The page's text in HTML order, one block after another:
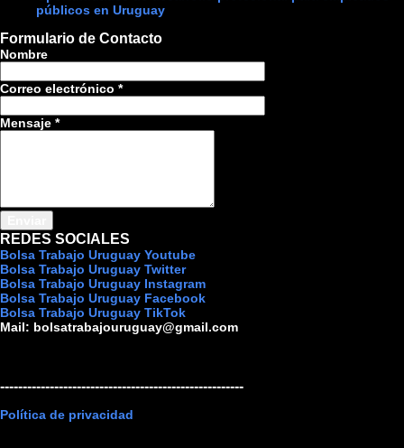
públicos en Uruguay
Formulario de Contacto
Nombre
Correo electrónico *
Mensaje *
REDES SOCIALES
Bolsa Trabajo Uruguay Youtube
Bolsa Trabajo Uruguay Twitter
Bolsa Trabajo Uruguay Instagram
Bolsa Trabajo Uruguay Facebook
Bolsa Trabajo Uruguay TikTok
Mail: bolsatrabajouruguay@gmail.com
------------------------------------------------------
Política de privacidad